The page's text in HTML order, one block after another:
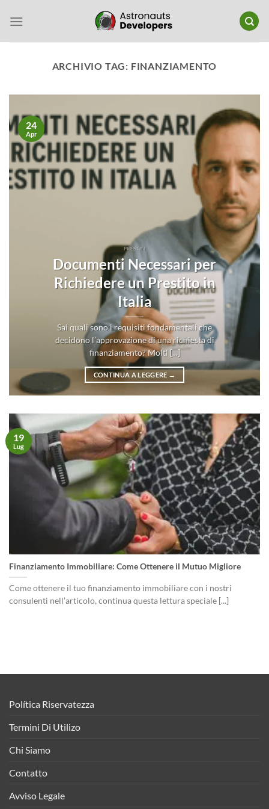
ARCHIVIO TAG: FINANZIAMENTO
PRESTITI
Documenti Necessari per
Richiedere un Prestito in
Italia
Sai quali sono i requisiti fondamentali che
decidono l’approvazione di una richiesta di
finanziamento? Molti [...]
CONTINUA A LEGGERE →
24
Apr
Finanziamento Immobiliare: Come Ottenere il Mutuo Migliore
Come ottenere il tuo finanziamento immobiliare con i nostri
consulenti nell’articolo, continua questa lettura speciale [...]
19
Lug
Política Riservatezza
Termini Di Utilizo
Chi Siamo
Contatto
Avviso Legale